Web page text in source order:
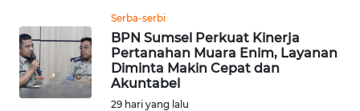
Serba-serbi
BPN Sumsel Perkuat Kinerja
Pertanahan Muara Enim, Layanan
Diminta Makin Cepat dan
Akuntabel
29 hari yang lalu
DISCLAIMER
Wahana
News
Regional